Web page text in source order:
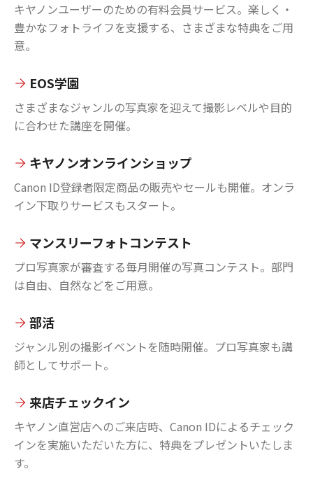
キヤノンユーザーのための有料会員サービス。楽しく・
豊かなフォトライフを支援する、さまざまな特典をご用
意。
EOS学園
さまざまなジャンルの写真家を迎えて撮影レベルや目的
に合わせた講座を開催。
キヤノンオンラインショップ
Canon ID登録者限定商品の販売やセールも開催。オンラ
イン下取りサービスもスタート。
マンスリーフォトコンテスト
プロ写真家が審査する毎月開催の写真コンテスト。部門
は自由、自然などをご用意。
部活
ジャンル別の撮影イベントを随時開催。プロ写真家も講
師としてサポート。
来店チェックイン
キヤノン直営店へのご来店時、Canon IDによるチェック
インを実施いただいた方に、特典をプレゼントいたしま
す。